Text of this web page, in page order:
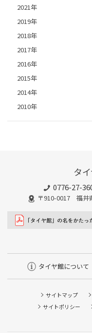
2021年
2019年
2018年
2017年
2016年
2015年
2014年
2010年
タ
0776-27-
〒910-0017 福井
タイヤ館について
サイトマップ
サイトポリシー